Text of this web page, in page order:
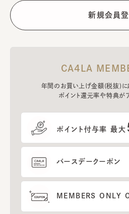
CA4LA
年間のお買い上げ金額(税抜)に
ポイント還元率や特典がア
ポイント付与率 最大
バースデークーポン
MEMBERS ONLY